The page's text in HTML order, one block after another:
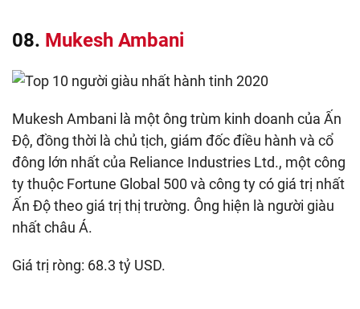
08. Mukesh Ambani
Mukesh Ambani là một ông trùm kinh doanh của Ấn
Độ, đồng thời là chủ tịch, giám đốc điều hành và cổ
đông lớn nhất của Reliance Industries Ltd., một công
ty thuộc Fortune Global 500 và công ty có giá trị nhất
Ấn Độ theo giá trị thị trường. Ông hiện là người giàu
nhất châu Á.
Giá trị ròng: 68.3 tỷ USD.